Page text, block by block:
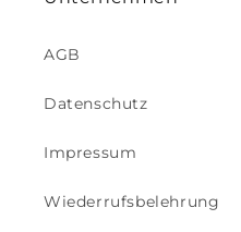
AGB
Datenschutz
Impressum
Wiederrufsbelehrung